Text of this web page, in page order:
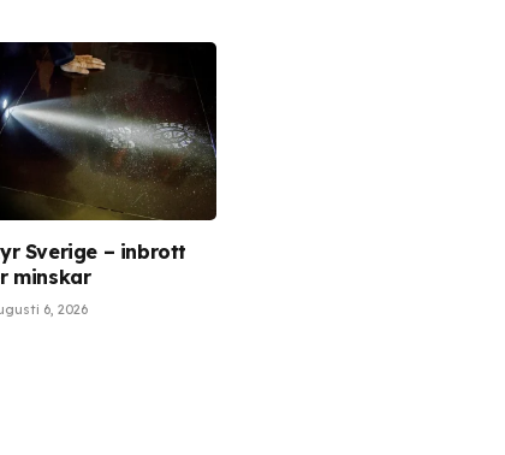
Sverige – inbrott
minskar
6, 2026